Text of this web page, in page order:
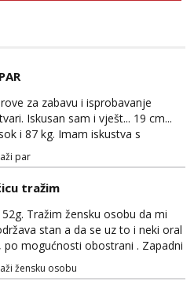
za zabavu i isprobavanje
Iskusan sam i vješt... 19 cm...
i 87 kg. Imam iskustva s
sam zdrava i njegovana, a
apsolutno najvažnija. Ozbiljni
me kontaktirati putem
ili Vibera. Samo ozbiljni parovi
poruke ili zvati. Blokiram one koji
par
tražim
Tražim žensku osobu da mi
stan a da se uz to i neki oral
po mogućnosti obostrani . Zapadni
.Javiti se prvo porukom na
0958634499
žensku osobu